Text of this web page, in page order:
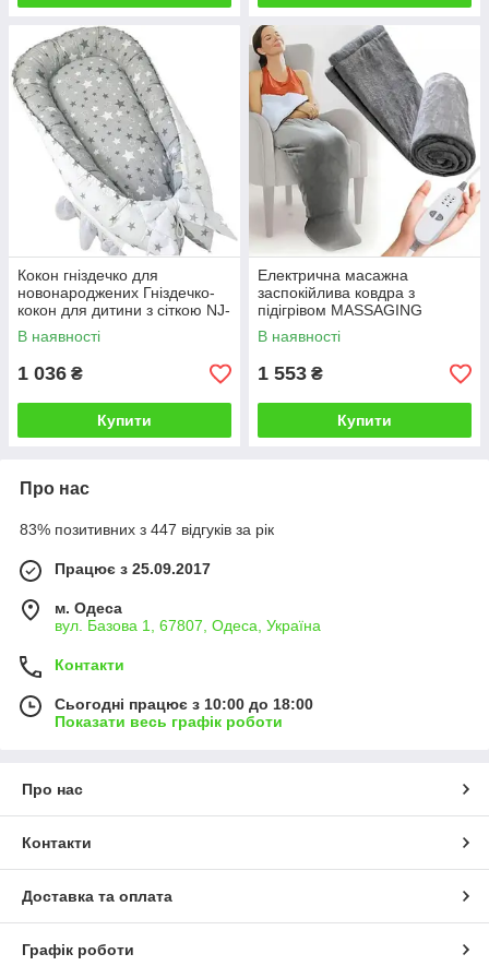
Кокон гніздечко для
новонароджених Гніздечко-
кокон для дитини з сіткою NJ-
0010
В наявності
1 036 ₴
Купити
Електрична масажна
заспокійлива ковдра з
підігрівом MASSAGING
HEATING WRAP з 3
режимами вібрації
В наявності
1 553 ₴
Купити
Про нас
83% позитивних з 447 відгуків за рік
Працює з 25.09.2017
м. Одеса
вул. Базова 1, 67807, Одеса, Україна
Контакти
Сьогодні працює з 10:00 до 18:00
Показати весь графік роботи
Про нас
Контакти
Доставка та оплата
Графік роботи